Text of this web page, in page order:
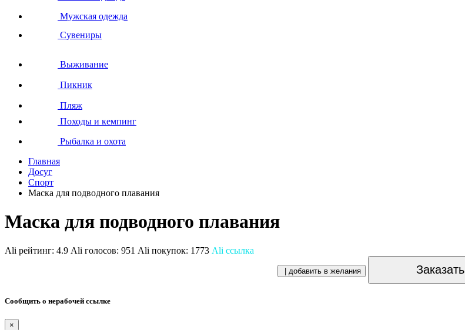
Мужская одежда
Сувениры
Выживание
Пикник
Пляж
Походы и кемпинг
Рыбалка и охота
Главная
Досуг
Спорт
Маска для подводного плавания
Маска для подводного плавания
Ali рейтинг: 4.9 Ali голосов: 951 Ali покупок: 1773 Ali ссылка
| добавить в желания Заказать
Сообщить о нерабочей ссылке
×